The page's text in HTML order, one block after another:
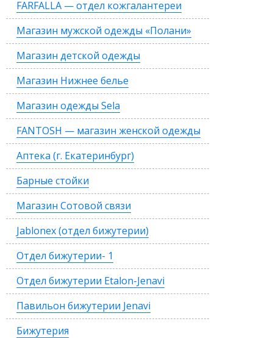
FARFALLA — отдел кожгалантереи
Магазин мужской одежды «Полани»
Магазин детской одежды
Магазин Нижнее белье
Магазин одежды Sela
FANTOSH — магазин женской одежды
Аптека (г. Екатеринбург)
Барные стойки
Магазин Сотовой связи
Jablonex (отдел бижутерии)
Отдел бижутерии- 1
Отдел бижутерии Etalon-Jenavi
Павильон бижутерии Jenavi
Бижутерия